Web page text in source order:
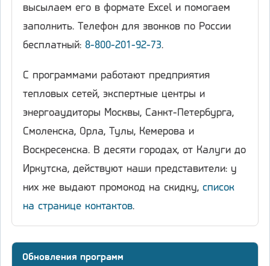
высылаем его в формате Excel и помогаем
заполнить. Телефон для звонков по России
бесплатный: 8-800-201-92-73.
С программами работают предприятия
тепловых сетей, экспертные центры и
энергоаудиторы Москвы, Санкт-Петербурга,
Смоленска, Орла, Тулы, Кемерова и
Воскресенска. В десяти городах, от Калуги до
Иркутска, действуют наши представители: у
них же выдают промокод на скидку, список
на странице контактов.
Обновления программ